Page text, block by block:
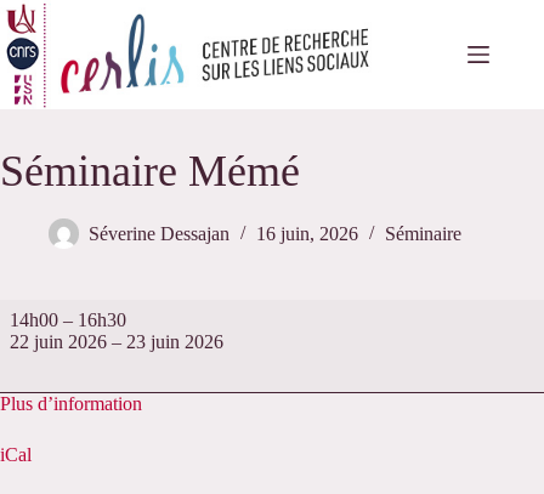
Passer
au
contenu
Séminaire Mémé
Séverine Dessajan 16 juin, 2026 Séminaire
Séminaire
Mémé
14h00 – 16h30
22 juin 2026 – 23 juin 2026
Plus d’information
iCal